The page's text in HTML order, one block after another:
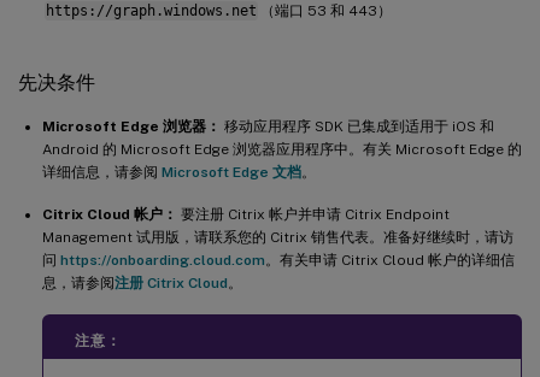
https://graph.windows.net
（端口 53 和 443）
先决条件
Microsoft Edge 浏览器： 移动应用程序 SDK 已集成到适用于 iOS 和
Android 的 Microsoft Edge 浏览器应用程序中。有关 Microsoft Edge 的
详细信息，请参阅 Microsoft Edge 文档。
Citrix Cloud 帐户： 要注册 Citrix 帐户并申请 Citrix Endpoint
Management 试用版，请联系您的 Citrix 销售代表。准备好继续时，请访
问 https://onboarding.cloud.com。有关申请 Citrix Cloud 帐户的详细信
息，请参阅注册 Citrix Cloud。
注意：